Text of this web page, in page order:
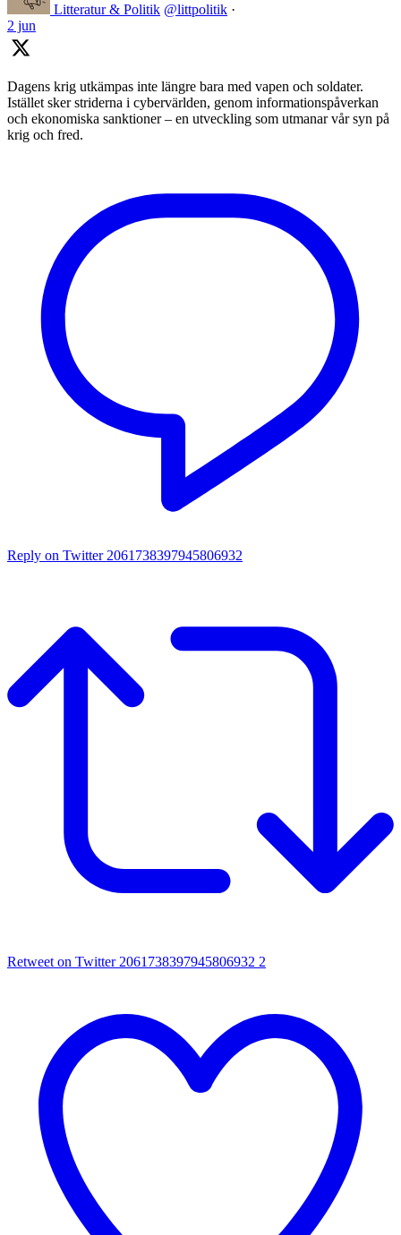
Litteratur & Politik @littpolitik ·
2 jun
Dagens krig utkämpas inte längre bara med vapen och soldater.
Istället sker striderna i cybervärlden, genom informationspåverkan
och ekonomiska sanktioner – en utveckling som utmanar vår syn på
krig och fred.
Reply on Twitter 2061738397945806932
Retweet on Twitter 2061738397945806932 2